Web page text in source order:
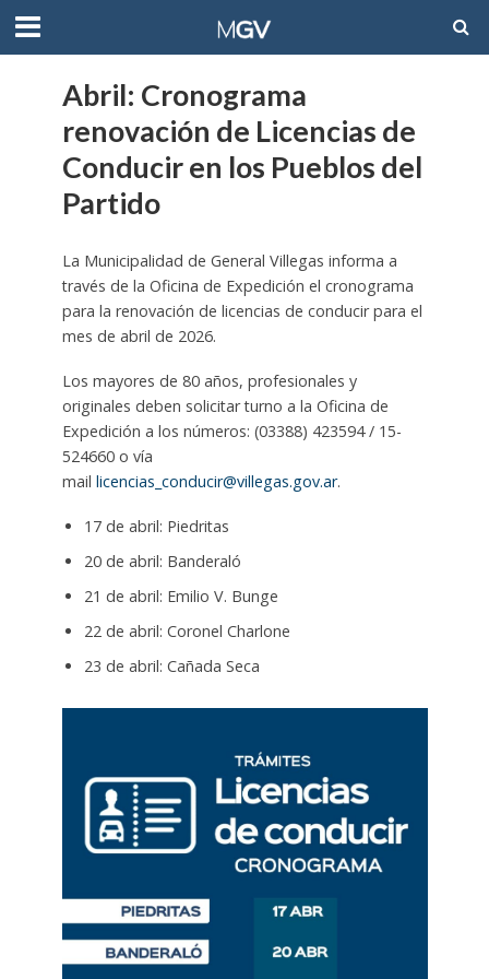
Abril: Cronograma
renovación de Licencias de
Conducir en los Pueblos del
Partido
La Municipalidad de General Villegas informa a
través de la Oficina de Expedición el cronograma
para la renovación de licencias de conducir para el
mes de abril de 2026.
Los mayores de 80 años, profesionales y
originales deben solicitar turno a la Oficina de
Expedición a los números: (03388) 423594 / 15-
524660 o vía
mail licencias_conducir@villegas.gov.ar.
17 de abril: Piedritas
20 de abril: Banderaló
21 de abril: Emilio V. Bunge
22 de abril: Coronel Charlone
23 de abril: Cañada Seca